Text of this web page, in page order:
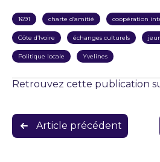
1691 charte d’amitié coopération
Côte d’Ivoire échanges culturels
Politique locale Yvelines
Retrouvez cette publication
Navigation
de
Article précédent